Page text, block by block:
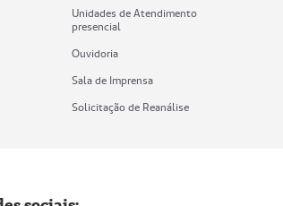
Unidades de Atendimento
presencial
Ouvidoria
Sala de Imprensa
Solicitação de Reanálise